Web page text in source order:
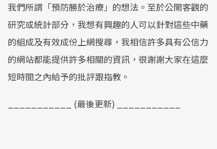
我們所謂「預防勝於治療」的想法。至於公開客觀的
研究或統計部分，我想有興趣的人可以針對這些中藥
的組成及有效成份上網搜尋，我相信許多具有公信力
的網站都能提供許多相關的資訊，很謝謝大家在這麼
短時間之內給予的批評跟指教。
___________ (最後更新) ___________